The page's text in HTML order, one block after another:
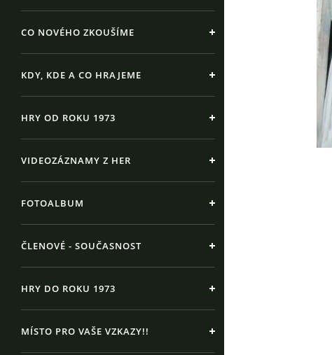
CO NOVÉHO ZKOUŠÍME
KDY, KDE A CO HRAJEME
HRY OD ROKU 1973
VIDEOZÁZNAMY Z HER
FOTOALBUM
ČLENOVÉ - SOUČASNOST
HRY DO ROKU 1973
MÍSTO PRO VAŠE VZKAZY!!